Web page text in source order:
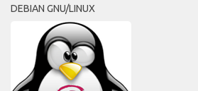
DEBIAN GNU/LINUX